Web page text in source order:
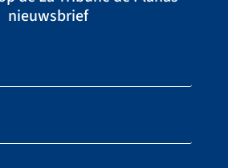
nieuwsbrief